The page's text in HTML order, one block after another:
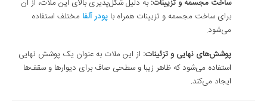
ساخت مجسمه و تزیینات: به دلیل شکل‌پذیری بالای این ملات، از آن
برای ساخت مجسمه و تزیینات همراه با پودر آلفا مختلف استفاده
می‌شود.
پوشش‌های نهایی و تزئینات: از این ملات به عنوان یک پوشش نهایی
استفاده می‌شود که ظاهر زیبا و سطحی صاف برای دیوارها و سقف‌ها
ایجاد می‌کند.